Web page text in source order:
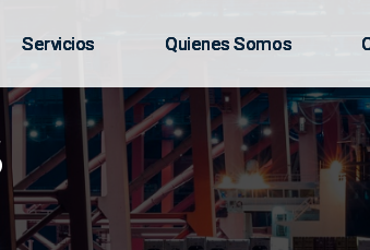
Servicios Quienes Somos
Servicios Quienes Somos
Servicios Quienes Somos